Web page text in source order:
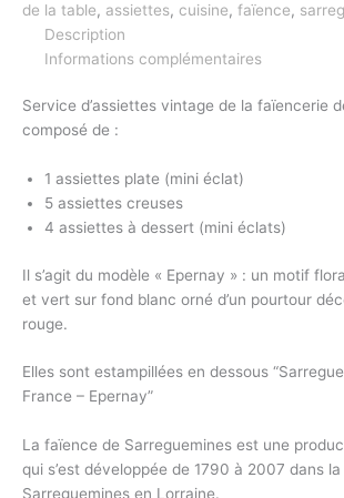
de la table, assiettes, cuisine, faïence,
Description
Informations complémentaires
Service d’assiettes vintage de la faïencerie
composé de :
1 assiettes plate (mini éclat)
5 assiettes creuses
4 assiettes à dessert (mini éclats)
Il s’agit du modèle « Epernay » : un motif
et vert sur fond blanc orné d’un pourtour
rouge.
Elles sont estampillées en dessous
France – Epernay”
La faïence de Sarreguemines est une
qui s’est développée de 1790 à 2007 dans
Sarreguemines en Lorraine.